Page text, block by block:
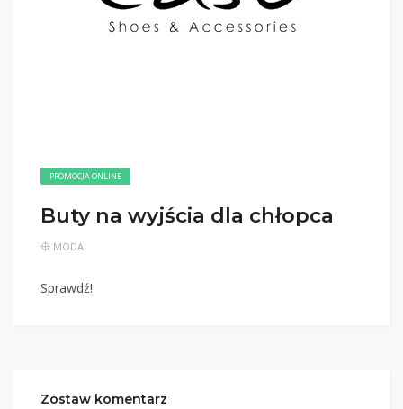
PROMOCJA ONLINE
Buty na wyjścia dla chłopca
MODA
Sprawdź!
Zostaw komentarz